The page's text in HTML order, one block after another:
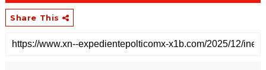
Share This